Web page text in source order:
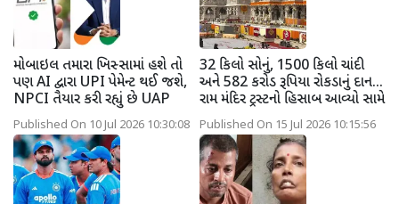
મોબાઇલ તમારા ખિસ્સામાં હશે તો
પણ AI દ્વારા UPI પેમેન્ટ થઈ જશે,
NPCI તૈયાર કરી રહ્યું છે UAP
Published On 10 Jul 2026 10:30:08
32 કિલો સોનું, 1500 કિલો ચાંદી
અને 582 કરોડ રૂપિયા રોકડાનું દાન...
રામ મંદિર ટ્રસ્ટનો હિસાબ આવ્યો સામે
Published On 15 Jul 2026 10:15:56